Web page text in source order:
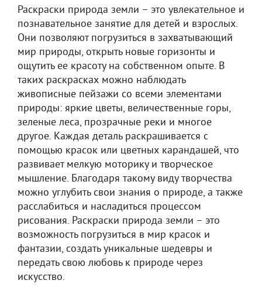
Раскраски природа земли – это увлекательное и
познавательное занятие для детей и взрослых.
Они позволяют погрузиться в захватывающий
мир природы, открыть новые горизонты и
ощутить ее красоту на собственном опыте. В
таких раскрасках можно наблюдать
живописные пейзажи со всеми элементами
природы: яркие цветы, величественные горы,
зеленые леса, прозрачные реки и многое
другое. Каждая деталь раскрашивается с
помощью красок или цветных карандашей, что
развивает мелкую моторику и творческое
мышление. Благодаря такому виду творчества
можно углубить свои знания о природе, а также
расслабиться и насладиться процессом
рисования. Раскраски природа земли – это
возможность погрузиться в мир красок и
фантазии, создать уникальные шедевры и
передать свою любовь к природе через
искусство.